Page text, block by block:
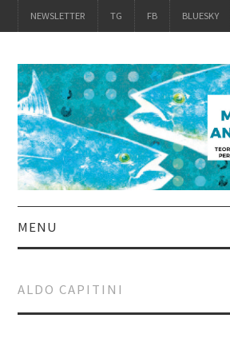
NEWSLETTER TG FB BLUESKY
MENU
ALDO CAPITINI